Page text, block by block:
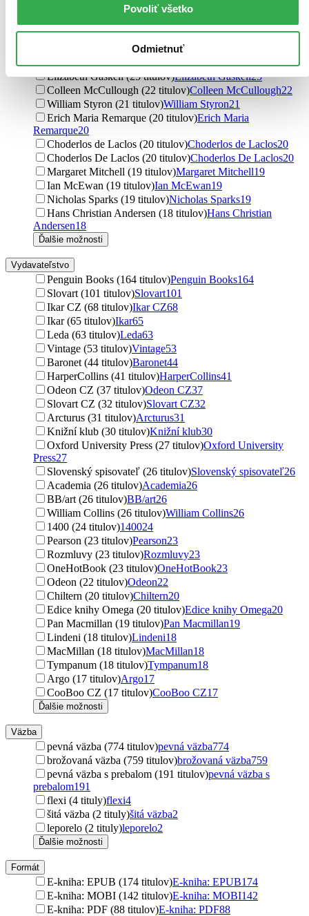
Povoliť všetko
Odmietnuť
Gaston Leroux (38 titulov)Gaston Leroux
Gaston LeRoux (33 titulov)Gaston LeRoux33
Anne Bronte (32 titulov)Anne Bronte
Romain Rolland (31 titulov)Romain Rolland31
Elizabeth Gaskell (25 titulov)Elizabeth Gaskell25
Colleen McCullough (22 titulov)Colleen McCullough22
William Styron (21 titulov)William Styron21
Erich Maria Remarque (20 titulov)Erich Maria
Remarque20
Choderlos de Laclos (20 titulov)Choderlos de Laclos20
Choderlos De Laclos (20 titulov)Choderlos De Laclos20
Margaret Mitchell (19 titulov)Margaret Mitchell19
Ian McEwan (19 titulov)Ian McEwan19
Nicholas Sparks (19 titulov)Nicholas Sparks19
Hans Christian Andersen (18 titulov)Hans Christian
Andersen18
Ďalšie možnosti
Vydavateľstvo
Penguin Books (164 titulov)Penguin Books164
Slovart (101 titulov)Slovart101
Ikar CZ (68 titulov)Ikar CZ68
Ikar (65 titulov)Ikar65
Leda (63 titulov)Leda63
Vintage (53 titulov)Vintage53
Baronet (44 titulov)Baronet44
HarperCollins (41 titulov)HarperCollins41
Odeon CZ (37 titulov)Odeon CZ37
Slovart CZ (32 titulov)Slovart CZ32
Arcturus (31 titulov)Arcturus31
Knižní klub (30 titulov)Knižní klub30
Oxford University Press (27 titulov)Oxford University
Press27
Slovenský spisovateľ (26 titulov)Slovenský spisovateľ26
Academia (26 titulov)Academia26
BB/art (26 titulov)BB/art26
William Collins (26 titulov)William Collins26
1400 (24 titulov)140024
Pearson (23 titulov)Pearson23
Rozmluvy (23 titulov)Rozmluvy23
OneHotBook (23 titulov)OneHotBook23
Odeon (22 titulov)Odeon22
Chiltern (20 titulov)Chiltern20
Edice knihy Omega (20 titulov)Edice knihy Omega20
Pan Macmillan (19 titulov)Pan Macmillan19
Lindeni (18 titulov)Lindeni18
MacMillan (18 titulov)MacMillan18
Tympanum (18 titulov)Tympanum18
Argo (17 titulov)Argo17
CooBoo CZ (17 titulov)CooBoo CZ17
Ďalšie možnosti
Väzba
pevná väzba (774 titulov)pevná väzba774
brožovaná väzba (759 titulov)brožovaná väzba759
pevná väzba s prebalom (191 titulov)pevná väzba s
prebalom191
flexi (4 tituly)flexi4
šitá väzba (2 tituly)šitá väzba2
leporelo (2 tituly)leporelo2
Ďalšie možnosti
Formát
E-kniha: EPUB (174 titulov)E-kniha: EPUB174
E-kniha: MOBI (142 titulov)E-kniha: MOBI142
E-kniha: PDF (88 titulov)E-kniha: PDF88